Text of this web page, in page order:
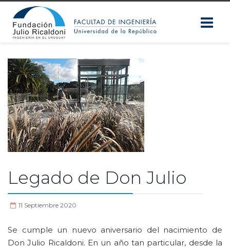
Legado de Don Julio
11 Septiembre 2020
Se cumple un nuevo aniversario del nacimiento de
Don Julio Ricaldoni. En un año tan particular, desde la